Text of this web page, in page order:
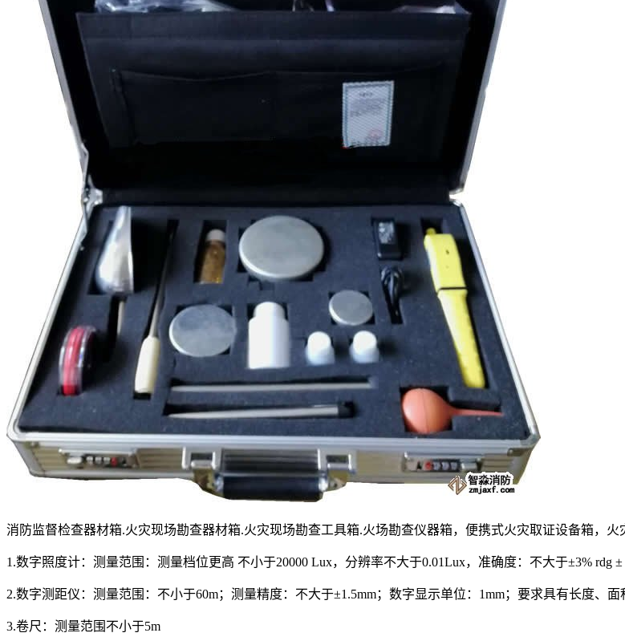
消防监督检查器材箱.火灾现场勘查器材箱.火灾现场勘查工具箱.火场勘查仪器箱，便携式火灾取证设备箱，火
1.数字照度计：测量范围：测量档位更高 不小于20000 Lux，分辨率不大于0.01Lux，准确度：不大于±3% rdg
2.数字测距仪：测量范围：不小于60m；测量精度：不大于±1.5mm；数字显示单位：1mm；要求具有长度、
3.卷尺：测量范围不小于5m